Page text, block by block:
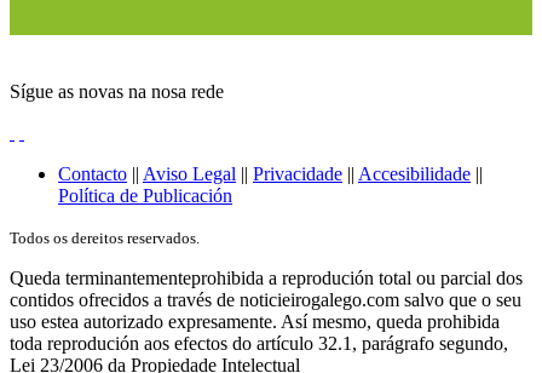
Sígue as novas na nosa rede
Contacto || Aviso Legal || Privacidade || Accesibilidade ||
Política de Publicación
Todos os dereitos reservados.
Queda terminantementeprohibida a reprodución total ou parcial dos
contidos ofrecidos a través de noticieirogalego.com salvo que o seu
uso estea autorizado expresamente. Así mesmo, queda prohibida
toda reprodución aos efectos do artículo 32.1, parágrafo segundo,
Lei 23/2006 da Propiedade Intelectual